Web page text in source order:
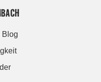
Blog